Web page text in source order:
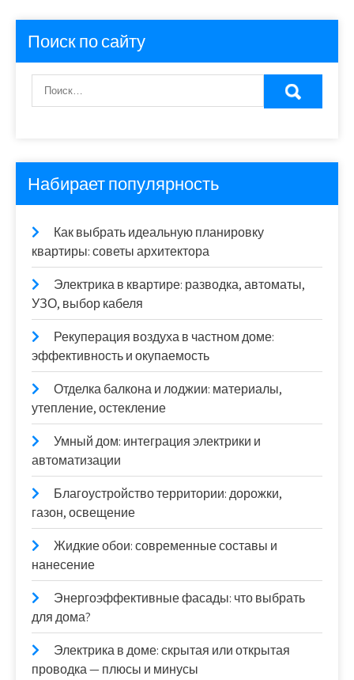
Поиск по сайту
Набирает популярность
Как выбрать идеальную планировку
квартиры: советы архитектора
Электрика в квартире: разводка, автоматы,
УЗО, выбор кабеля
Рекуперация воздуха в частном доме:
эффективность и окупаемость
Отделка балкона и лоджии: материалы,
утепление, остекление
Умный дом: интеграция электрики и
автоматизации
Благоустройство территории: дорожки,
газон, освещение
Жидкие обои: современные составы и
нанесение
Энергоэффективные фасады: что выбрать
для дома?
Электрика в доме: скрытая или открытая
проводка — плюсы и минусы